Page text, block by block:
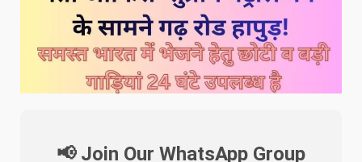
📢 Join Our WhatsApp Group